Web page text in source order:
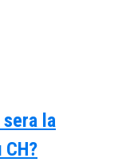
sera la